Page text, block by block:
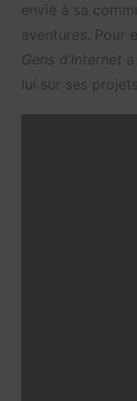
envie à sa
aventures. Pour
Gens d’Internet
lui sur ses projets.